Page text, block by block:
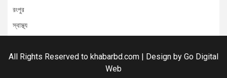
রংপুর
স্বাস্থ্য
All Rights Reserved to khabarbd.com | Design by Go Digital
Web